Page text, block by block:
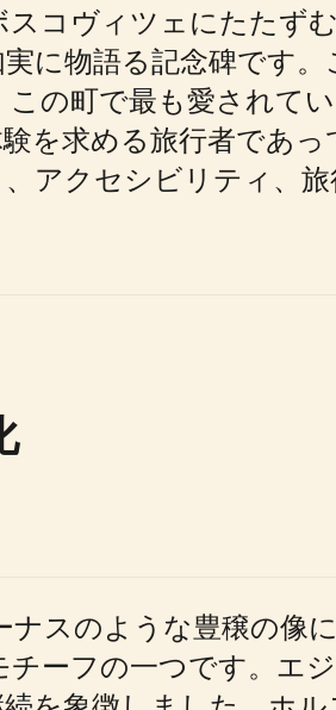
コヴィツェにたたず
に物語る記念碑です
の町で最も愛されて
を求める旅行者であ
アクセシビリティ、
スのような豊穣の像
ーフの一つです。エ